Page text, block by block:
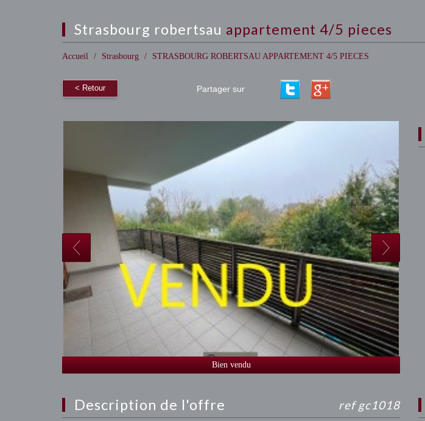
strasbourg robertsau appartement 4/5 pieces
Accueil Strasbourg STRASBOURG ROBERTSAU APPARTEMENT 4/5 PIECES
< Retour Partager sur
Bien vendu
description de l'offre ref gc1018